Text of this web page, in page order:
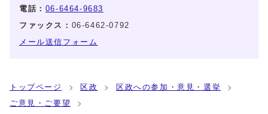
電話： 06-6464-9683
ファックス： 06-6462-0792
メール送信フォーム
トップページ 区政
区政への参加・意見・選挙
ご意見・ご要望